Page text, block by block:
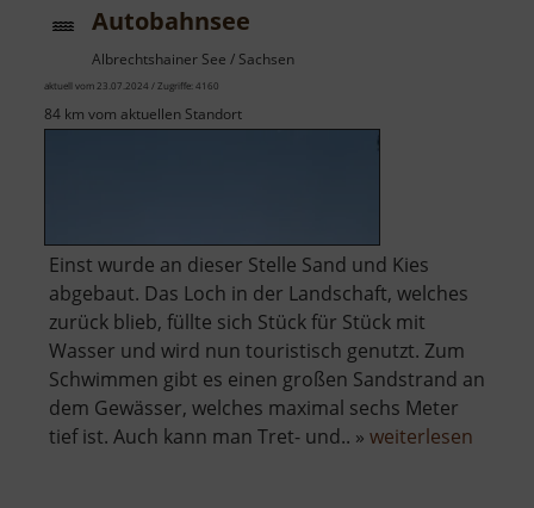
Autobahnsee
Albrechtshainer See / Sachsen
aktuell vom 23.07.2024 / Zugriffe: 4160
84 km vom aktuellen Standort
Einst wurde an dieser Stelle Sand und Kies
abgebaut. Das Loch in der Landschaft, welches
zurück blieb, füllte sich Stück für Stück mit
Wasser und wird nun touristisch genutzt. Zum
Schwimmen gibt es einen großen Sandstrand an
dem Gewässer, welches maximal sechs Meter
tief ist. Auch kann man Tret- und.. » weiterlesen